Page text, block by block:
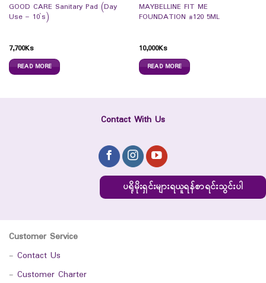
GOOD CARE Sanitary Pad (Day
Use – 10`s)
7,700Ks
READ MORE
MAYBELLINE FIT ME
FOUNDATION #120 5ML
10,000Ks
READ MORE
Contact With Us
ပရိုမိုးရှင်းများရယူရန်စာရင်းသွင်းပါ
Customer Service
- Contact Us
- Customer Charter